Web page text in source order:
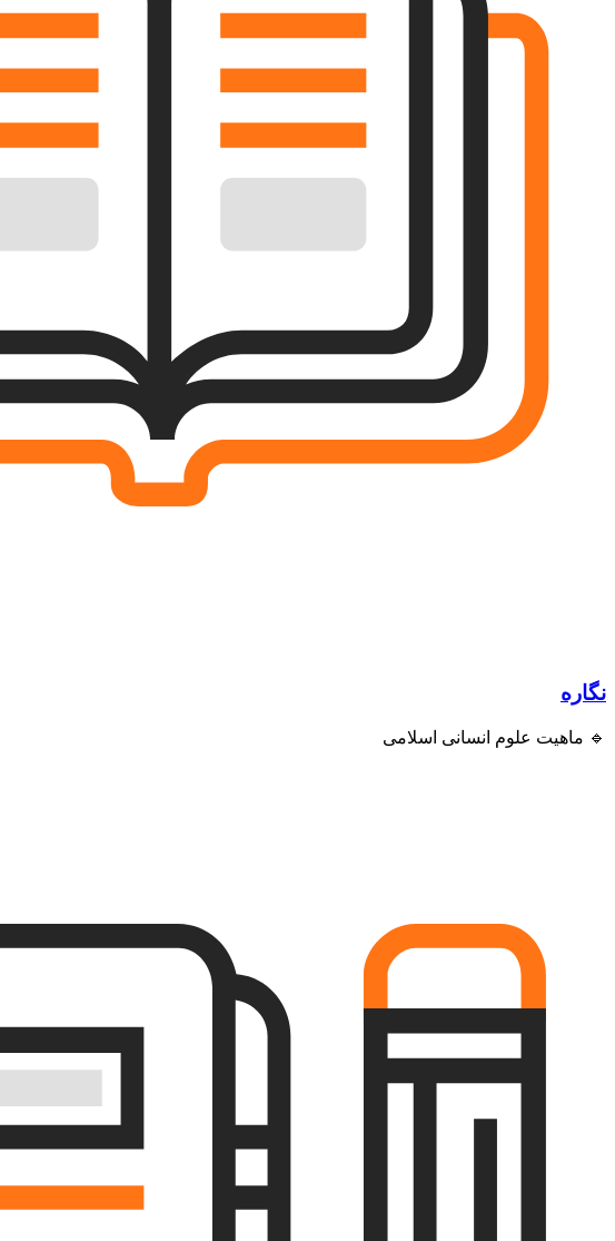
نگاره
🔹 ماهیت علوم انسانی اسلامی